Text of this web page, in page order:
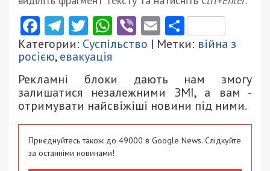
Facebook
Telegram
Twitter
WhatsApp
ViberEmail
Категории: Суспільство | Метки: війна з
росією,евакуація
Рекламні блоки дають нам змогу
залишатися незалежними ЗМІ, а вам -
отримувати найсвіжіші новини під ними.
Приєднуйтесь також до 49000 в Google News. Слідкуйте
за останніми новинами!